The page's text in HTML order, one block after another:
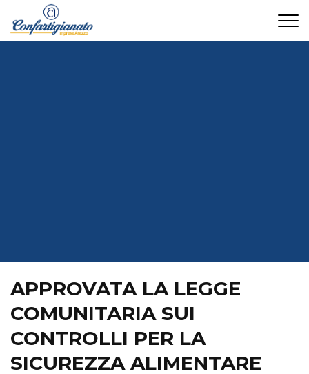
APPROVATA LA LEGGE
COMUNITARIA SUI
CONTROLLI PER LA
SICUREZZA ALIMENTARE